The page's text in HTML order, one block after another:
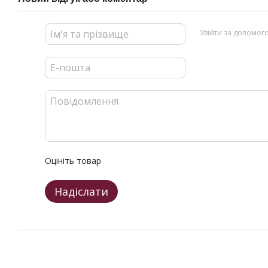
Увійти за
Оцініть товар
Надіслати